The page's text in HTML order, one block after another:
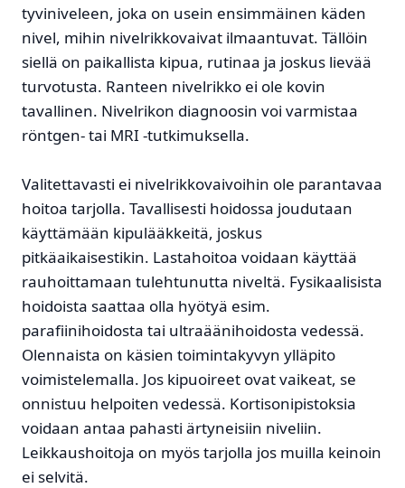
tyviniveleen, joka on usein ensimmäinen käden
nivel, mihin nivelrikkovaivat ilmaantuvat. Tällöin
siellä on paikallista kipua, rutinaa ja joskus lievää
turvotusta. Ranteen nivelrikko ei ole kovin
tavallinen. Nivelrikon diagnoosin voi varmistaa
röntgen- tai MRI -tutkimuksella.
Valitettavasti ei nivelrikkovaivoihin ole parantavaa
hoitoa tarjolla. Tavallisesti hoidossa joudutaan
käyttämään kipulääkkeitä, joskus
pitkäaikaisestikin. Lastahoitoa voidaan käyttää
rauhoittamaan tulehtunutta niveltä. Fysikaalisista
hoidoista saattaa olla hyötyä esim.
parafiinihoidosta tai ultraäänihoidosta vedessä.
Olennaista on käsien toimintakyvyn ylläpito
voimistelemalla. Jos kipuoireet ovat vaikeat, se
onnistuu helpoiten vedessä. Kortisonipistoksia
voidaan antaa pahasti ärtyneisiin niveliin.
Leikkaushoitoja on myös tarjolla jos muilla keinoin
ei selvitä.